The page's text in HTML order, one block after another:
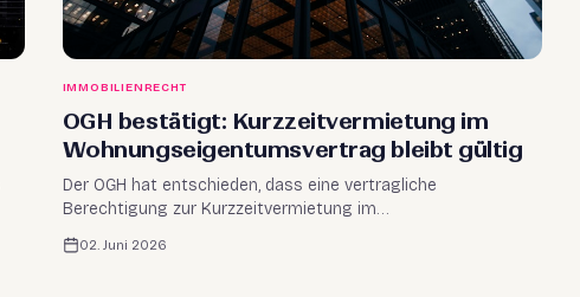
IMMOBILIENRECHT
OGH bestätigt: Kurzzeitvermietung im
Wohnungseigentumsvertrag bleibt gültig
Der OGH hat entschieden, dass eine vertragliche
Berechtigung zur Kurzzeitvermietung im
Wohnungseigentumsvertrag durch die Wiener
Baurechtsnovelle 2023 nicht außer Kraft gesetzt wird. Was
02. Juni 2026